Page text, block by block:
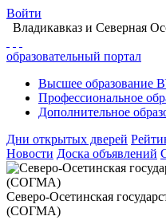
Войти
Владикавказ и Северная
образовательный портал
Высшее образование
Профессиональное
Дополнительное
Дни открытых дверей
Новости Доска объявлений
Северо-Осетинская
(СОГМА)